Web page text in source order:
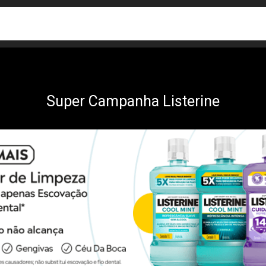
Super Campanha Listerine